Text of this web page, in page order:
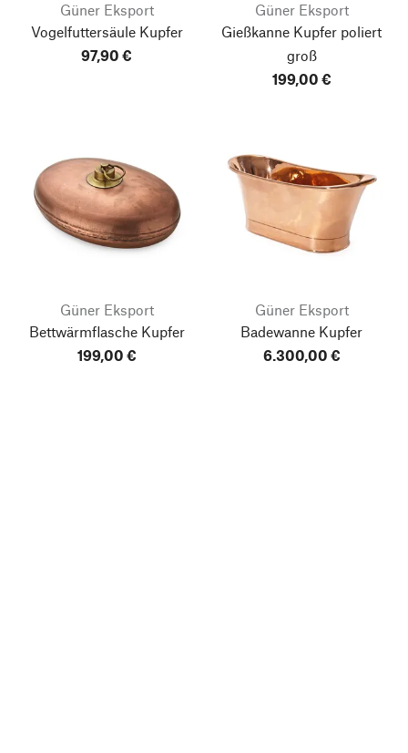
Güner Eksport
Vogelfuttersäule Kupfer
97,90 €
Güner Eksport
Gießkanne Kupfer poliert
groß
199,00 €
Güner Eksport
Bettwärmflasche Kupfer
199,00 €
Güner Eksport
Badewanne Kupfer
6.300,00 €